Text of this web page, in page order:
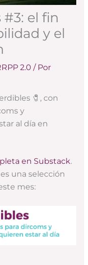
el fin
y el
2.0 / Por
🧷, con
y
al día en
en Substack.
una selección
mes: